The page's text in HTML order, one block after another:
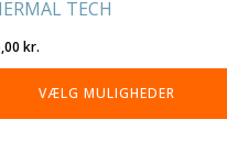
TECH
kr.
VÆLG MULIGHEDER